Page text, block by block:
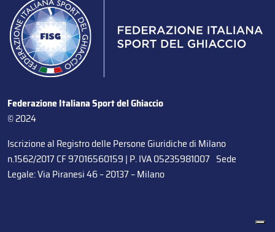
Federazione Italiana Sport del Ghiaccio
© 2024
Iscrizione al Registro delle Persone Giuridiche di Milano
n.1562/2017 CF 97016560159 | P. IVA 05235981007 Sede
Legale: Via Piranesi 46 – 20137 – Milano